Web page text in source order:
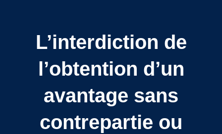
L’interdiction de
l’obtention d’un
avantage sans
contrepartie ou